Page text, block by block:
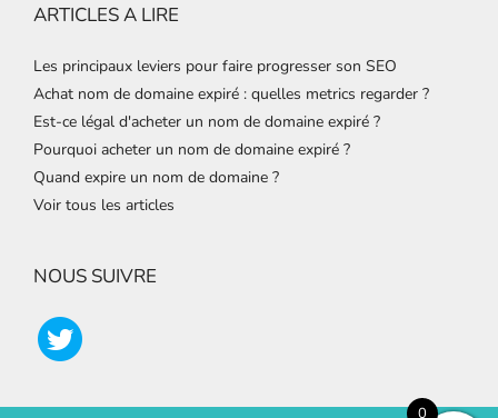
ARTICLES A LIRE
Les principaux leviers pour faire progresser son SEO
Achat nom de domaine expiré : quelles metrics regarder ?
Est-ce légal d'acheter un nom de domaine expiré ?
Pourquoi acheter un nom de domaine expiré ?
Quand expire un nom de domaine ?
Voir tous les articles
NOUS SUIVRE
0